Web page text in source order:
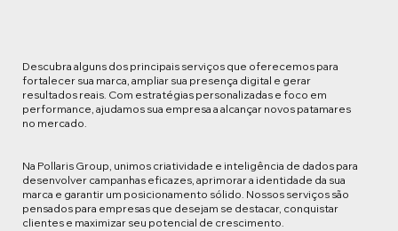
Descubra alguns dos principais serviços que oferecemos para
fortalecer sua marca, ampliar sua presença digital e gerar
resultados reais. Com estratégias personalizadas e foco em
performance, ajudamos sua empresa a alcançar novos patamares
no mercado.
Na Pollaris Group, unimos criatividade e inteligência de dados para
desenvolver campanhas eficazes, aprimorar a identidade da sua
marca e garantir um posicionamento sólido. Nossos serviços são
pensados para empresas que desejam se destacar, conquistar
clientes e maximizar seu potencial de crescimento.